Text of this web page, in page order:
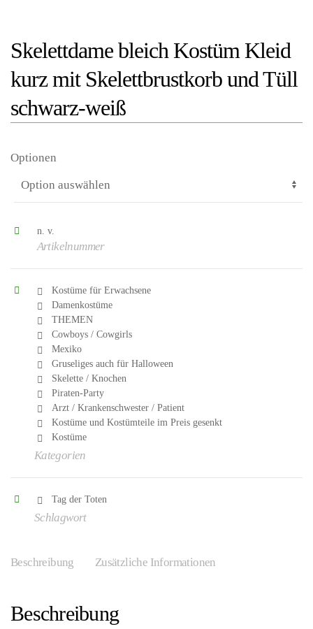
Skelettdame bleich Kostüm Kleid
kurz mit Skelettbrustkorb und Tüll
schwarz-weiß
Optionen
n. v.
Artikelnummer
Kostüme für Erwachsene
Damenkostüme
THEMEN
Cowboys / Cowgirls
Mexiko
Gruseliges auch für Halloween
Skelette / Knochen
Piraten-Party
Arzt / Krankenschwester / Patient
Kostüme und Kostümteile im Preis gesenkt
Kostüme
Kategorien
Tag der Toten
Schlagwort
Beschreibung Zusätzliche Informationen
Beschreibung